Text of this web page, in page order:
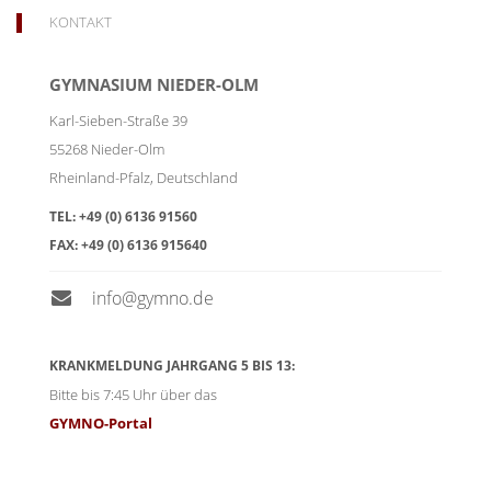
KONTAKT
GYMNASIUM NIEDER-OLM
Karl-Sieben-Straße 39
55268 Nieder-Olm
Rheinland-Pfalz, Deutschland
TEL:+49 (0) 6136 91560
FAX:+49 (0) 6136 915640
info@gymno.de
KRANKMELDUNG JAHRGANG 5 BIS 13:
Bitte bis 7:45 Uhr über das
GYMNO-Portal